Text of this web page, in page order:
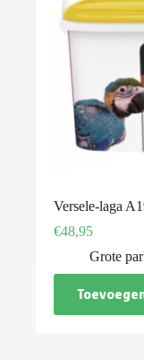
Versele-laga
€48,95
Grote